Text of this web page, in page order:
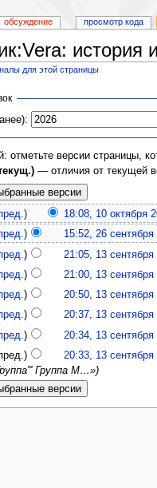
история
для этой страницы
отметьте версии страницы,
— отличия от текущей
) 18:08, 10 октября
) 15:52, 26 сентября
) 21:05, 13 сентября
) 21:00, 13 сентября
) 20:50, 13 сентября
) 20:37, 13 сентября
) 20:34, 13 сентября
20:33, 13 сентября
Группа М…»)
обсуждение просмотр кода